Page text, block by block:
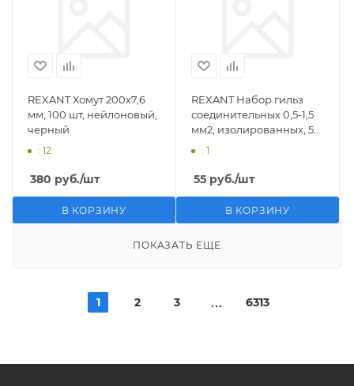
REXANT Хомут 200х7,6
мм, 100 шт, нейлоновый,
черный
: 12
380 руб./шт
В КОРЗИНУ
REXANT Набор гильз
соединительных 0,5-1,5
мм2, изолированных, 5
: 1
55 руб./шт
В КОРЗИНУ
ПОКАЗАТЬ ЕЩЕ
1 2 3 6313